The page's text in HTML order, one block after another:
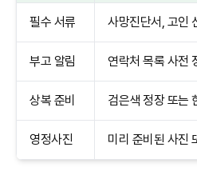
필수 서류 사망진단서, 고인
부고 알림 연락처 목록 사전
상복 준비 검은색 정장 또는
영정사진 미리 준비된 사진